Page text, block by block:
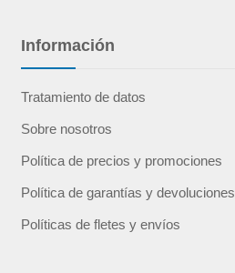
Información
Tratamiento de datos
Sobre nosotros
Política de precios y promociones
Política de garantías y devoluciones
Políticas de fletes y envíos